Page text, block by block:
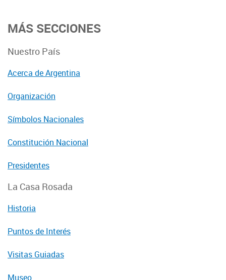
MÁS SECCIONES
Nuestro País
Acerca de Argentina
Organización
Símbolos Nacionales
Constitución Nacional
Presidentes
La Casa Rosada
Historia
Puntos de Interés
Visitas Guiadas
Museo